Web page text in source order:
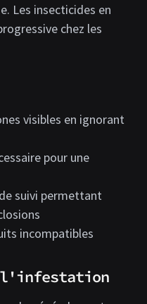
Les insecticides en
chez les
visibles en ignorant
pour une
suivi permettant
incompatibles
l'infestation